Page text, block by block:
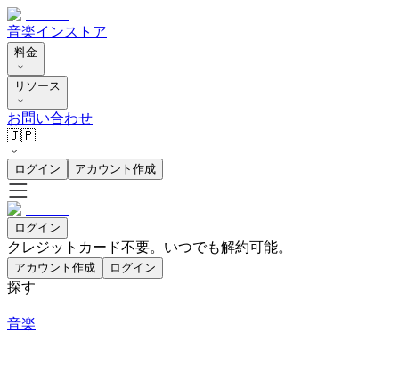
音楽インストア
料金
リソース
お問い合わせ
🇯🇵
ログイン アカウント作成
ログイン
クレジットカード不要。いつでも解約可能。
アカウント作成 ログイン
探す
音楽